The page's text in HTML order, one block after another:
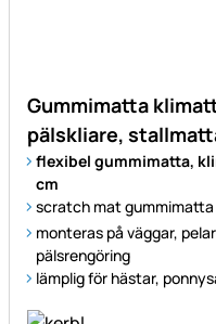
Gummimatta
pälskliare,
flexibel gummimatta,
cm
scratch mat gummimatta
monteras på väggar,
pälsrengöring
lämplig för hästar,